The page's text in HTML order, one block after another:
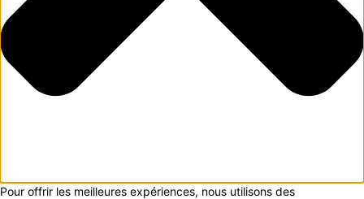
Pour offrir les meilleures expériences, nous utilisons des